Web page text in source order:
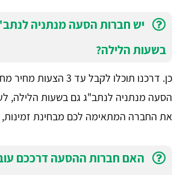
יש חברות הסעה מנתניה
בשעות הלילה?
כן. דרכנו תוכלו לקבל עד 3
הסעה מנתניה לנתב"ג גם בשעות הלילה,
את החברה המתאימה לכם מבחינת זמינות,
האם חברות ההסעה דרככם